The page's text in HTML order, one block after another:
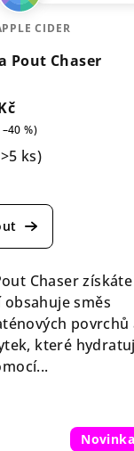
Pout Chaser
%)
ks)
Chaser získáte
obsahuje směs
povrchů
které
CIDER
Novinka